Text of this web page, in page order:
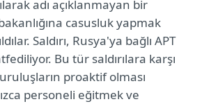
adı açıklanmayan bir
casusluk yapmak
Saldırı, Rusya'ya bağlı APT
Bu tür saldırılara karşı
proaktif olması
personeli eğitmek ve